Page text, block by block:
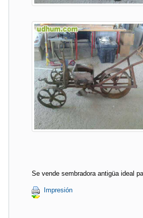
Se vende sembradora antigüa ideal
Impresión